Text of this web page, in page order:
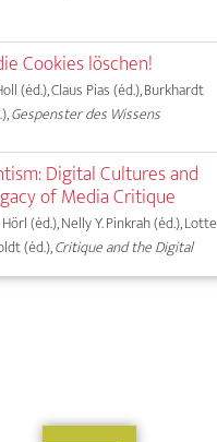
Cookies löschen!
(éd.), Claus Pias (éd.), Burkhardt
Gespenster des Wissens
Digital Cultures and
of Media Critique
(éd.), Nelly Y. Pinkrah (éd.), Lotte
(éd.),Critique and the Digital